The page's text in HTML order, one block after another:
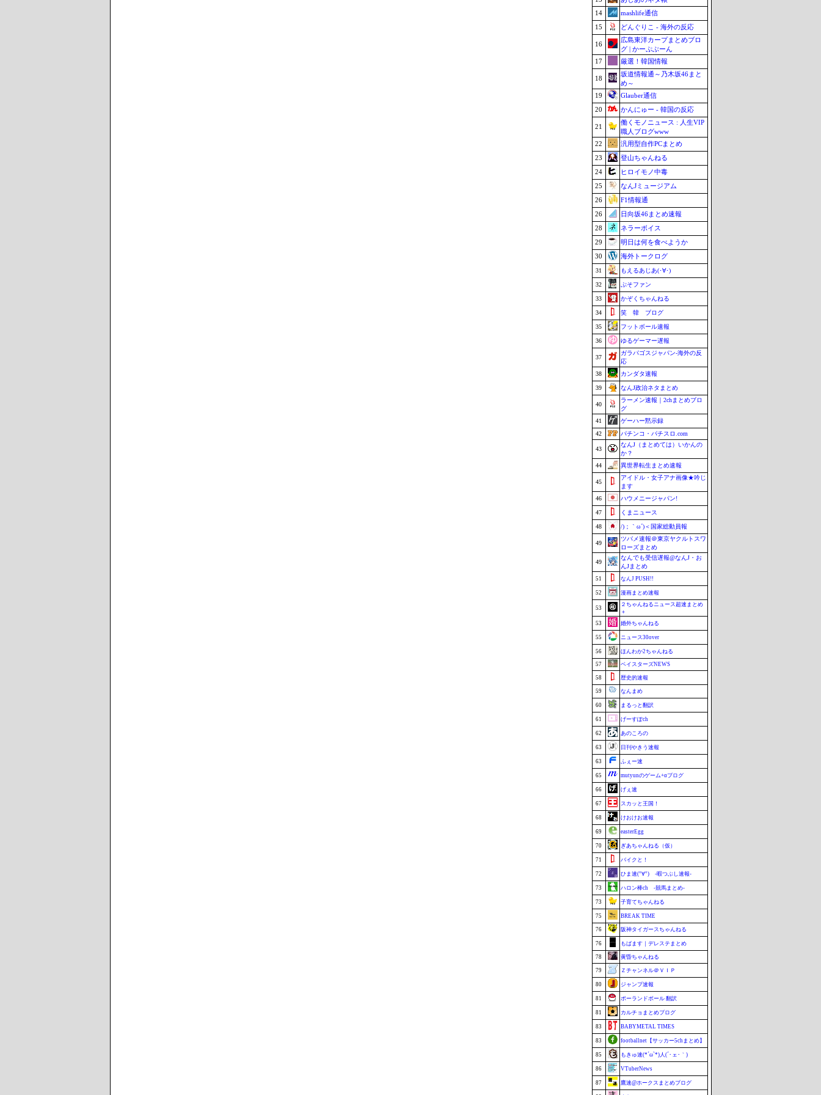
14
mashlife通信
15
どんぐりこ - 海外の反応
16
広島東洋カープまとめブロ
グ | かーぷぶーん
17
厳選！韓国情報
18
坂道情報通～乃木坂46まと
め～
19
Glauber通信
20
かんにゅー - 韓国の反応
21
働くモノニュース : 人生VIP
職人ブログwww
22
汎用型自作PCまとめ
23
登山ちゃんねる
24
ヒロイモノ中毒
25
なんJミュージアム
26
F1情報通
26
日向坂46まとめ速報
28
ネラーボイス
29
明日は何を食べようか
30
海外トークログ
31 もえるあじあ(･∀･)
32 ぷそファン
33 かぞくちゃんねる
34 笑 韓 ブログ
35 フットボール速報
36 ゆるゲーマー遅報
37
ガラパゴスジャパン-海外の反
応
38
カンダタ速報
39 なんJ政治ネタまとめ
40
ラーメン速報｜2chまとめブロ
グ
41
ゲーハー黙示録
42
パチンコ・パチスロ.com
43
なんJ（まとめては）いかんの
か？
44
異世界転生まとめ速報
45
アイドル・女子アナ画像★吟じ
ます
46
ハウメニージャパン!
47 くまニュース
48 /)；｀ω´)＜国家総動員報
49
ツバメ速報＠東京ヤクルトスワ
ローズまとめ
49
なんでも受信遅報@なんJ・お
んJまとめ
51 なんJ PUSH!!
52 漫画まとめ速報
53
２ちゃんねるニュース超速まとめ
＋
53
婚外ちゃんねる
55 ニュース30over
56 ほんわか2ちゃんねる
57 ベイスターズNEWS
58 歴史的速報
59 なんまめ
60 まるっと翻訳
61 げーすぽch
62 あのころの
63 日刊やきう速報
63 ふぇー速
65 mutyunのゲーム+αブログ
66 げぇ速
67 スカッと王国！
68 けおけお速報
69 easterEgg
70 ぎあちゃんねる（仮）
71 バイクと！
72 ひま速(°∀°) -暇つぶし速報-
73 ハロン棒ch -競馬まとめ-
73 子育てちゃんねる
75 BREAK TIME
76 阪神タイガースちゃんねる
76 もばます｜デレステまとめ
78 黄昏ちゃんねる
79 Ｚチャンネル＠ＶＩＰ
80 ジャンプ速報
81 ポーランドボール 翻訳
81 カルチョまとめブログ
83 BABYMETAL TIMES
83 footballnet【サッカー5chまとめ】
85 もきゅ速(*´ω`*)人(´･ェ･｀)
86 VTuberNews
87 鷹速@ホークスまとめブログ